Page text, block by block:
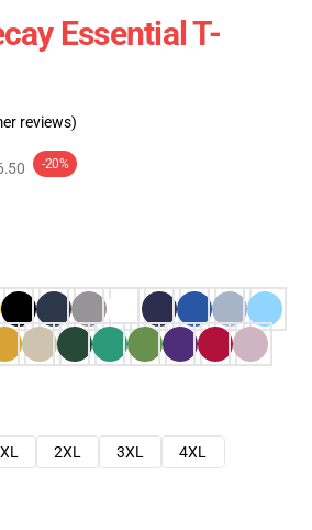
Essential T-
reviews)
-20%
XL 2XL 3XL
4XL